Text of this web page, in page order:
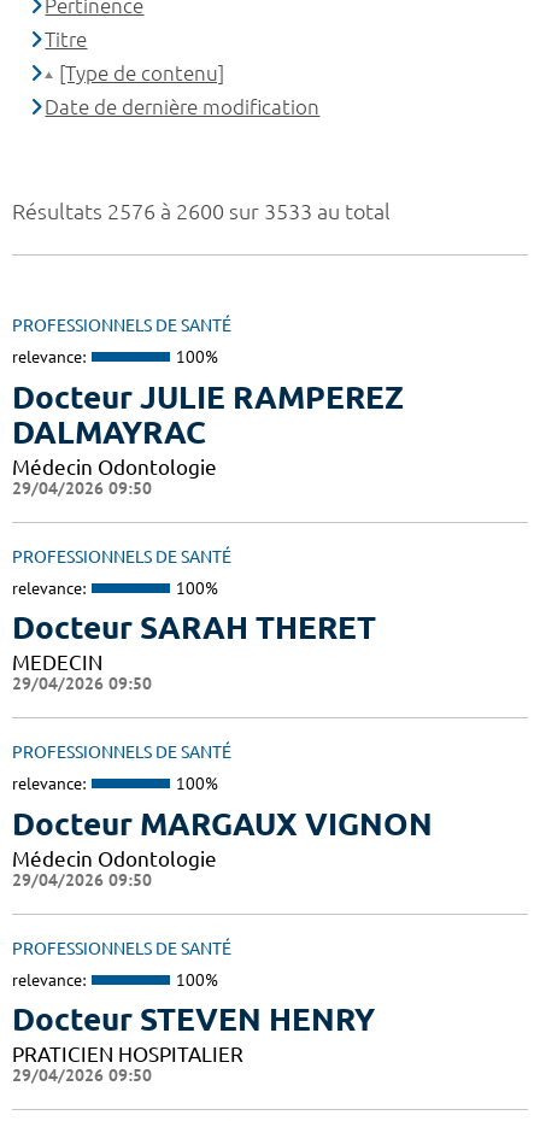
Résultats 2576 à 2600 sur 3533 au total
PROFESSIONNELS DE SANTÉ
relevance: 100%
Docteur JULIE RAMPEREZ
DALMAYRAC
Médecin Odontologie
29/04/2026 09:50
PROFESSIONNELS DE SANTÉ
relevance: 100%
Docteur SARAH THERET
MEDECIN
29/04/2026 09:50
PROFESSIONNELS DE SANTÉ
relevance: 100%
Docteur MARGAUX VIGNON
Médecin Odontologie
29/04/2026 09:50
PROFESSIONNELS DE SANTÉ
relevance: 100%
Docteur STEVEN HENRY
PRATICIEN HOSPITALIER
29/04/2026 09:50
Pertinence
Titre
[Type de contenu]
Date de dernière modification